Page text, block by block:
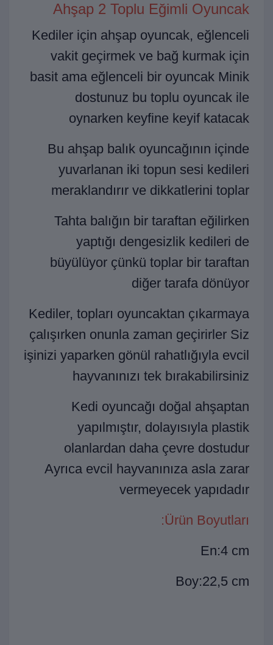
Ahşap 2 Toplu Eğimli Oyuncak
Kediler için ahşap oyuncak, eğlenceli
vakit geçirmek ve bağ kurmak için
basit ama eğlenceli bir oyuncak Minik
dostunuz bu toplu oyuncak ile
oynarken keyfine keyif katacak
Bu ahşap balık oyuncağının içinde
yuvarlanan iki topun sesi kedileri
meraklandırır ve dikkatlerini toplar
Tahta balığın bir taraftan eğilirken
yaptığı dengesizlik kedileri de
büyülüyor çünkü toplar bir taraftan
diğer tarafa dönüyor
Kediler, topları oyuncaktan çıkarmaya
çalışırken onunla zaman geçirirler Siz
işinizi yaparken gönül rahatlığıyla evcil
hayvanınızı tek bırakabilirsiniz
Kedi oyuncağı doğal ahşaptan
yapılmıştır, dolayısıyla plastik
olanlardan daha çevre dostudur
Ayrıca evcil hayvanınıza asla zarar
vermeyecek yapıdadır
Ürün Boyutları:
En:4 cm
Boy:22,5 cm